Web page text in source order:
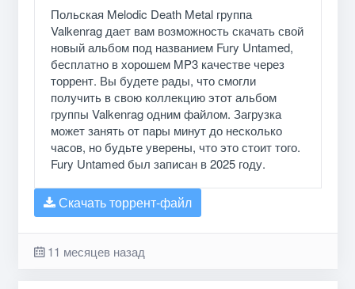
Польская Melodic Death Metal группа
Valkenrag дает вам возможность скачать свой
новый альбом под названием Fury Untamed,
бесплатно в хорошем MP3 качестве через
торрент. Вы будете рады, что смогли
получить в свою коллекцию этот альбом
группы Valkenrag одним файлом. Загрузка
может занять от пары минут до несколько
часов, но будьте уверены, что это стоит того.
Fury Untamed был записан в 2025 году.
Скачать торрент-файл
11 месяцев назад